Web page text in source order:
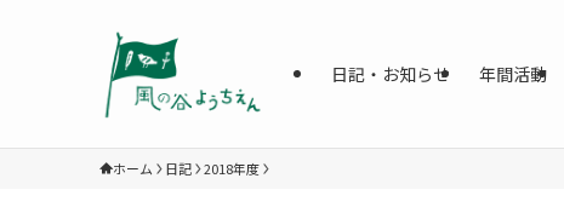
日記・お知らせ 年間活動
ホーム 日記 2018年度